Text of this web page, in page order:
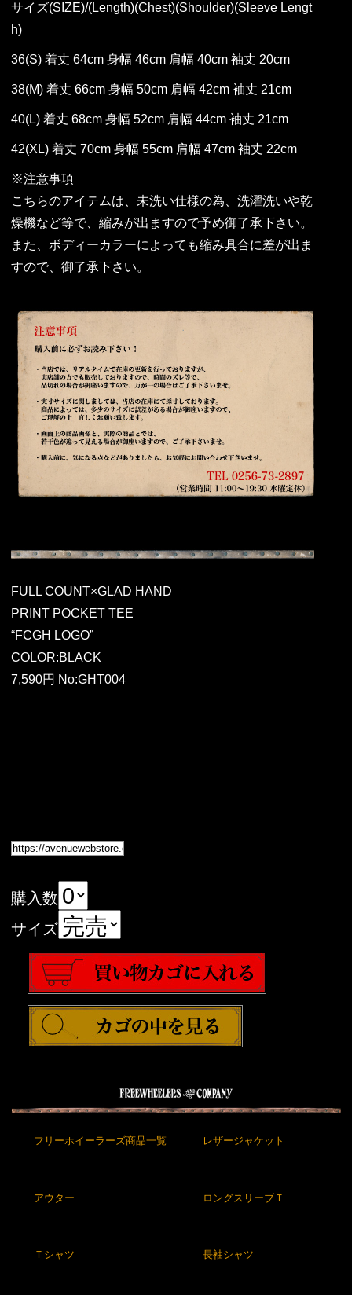
サイズ(SIZE)/(Length)(Chest)(Shoulder)(Sleeve Lengt
h)
36(S) 着丈 64cm 身幅 46cm 肩幅 40cm 袖丈 20cm
38(M) 着丈 66cm 身幅 50cm 肩幅 42cm 袖丈 21cm
40(L) 着丈 68cm 身幅 52cm 肩幅 44cm 袖丈 21cm
42(XL) 着丈 70cm 身幅 55cm 肩幅 47cm 袖丈 22cm
※注意事項
こちらのアイテムは、未洗い仕様の為、洗濯洗いや乾
燥機など等で、縮みが出ますので予め御了承下さい。
また、ボディーカラーによっても縮み具合に差が出ま
すので、御了承下さい。
FULL COUNT×GLAD HAND
PRINT POCKET TEE
“FCGH LOGO”
COLOR:BLACK
7,590円 No:GHT004
購入数
サイズ
フリーホイーラーズ商品一覧 レザージャケット
アウター ロングスリーブＴ
Ｔシャツ 長袖シャツ